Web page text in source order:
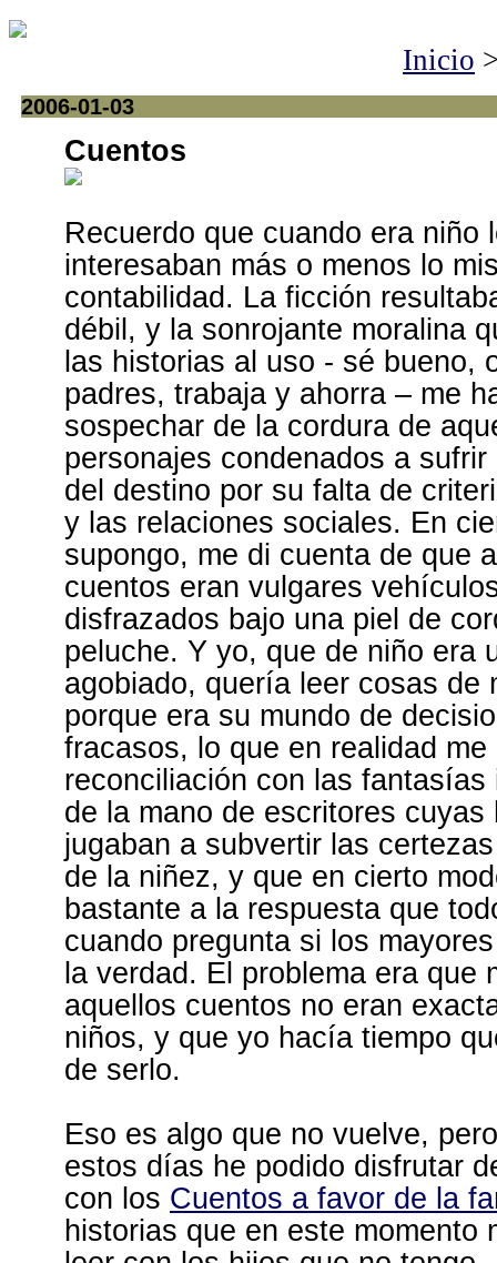
Inicio
2006-01-03
Cuentos
Recuerdo que cuando era niño
interesaban más o menos lo
contabilidad. La ficción
débil, y la sonrojante moralina
las historias al uso - sé bueno,
padres, trabaja y ahorra – me
sospechar de la cordura de
personajes condenados a
del destino por su falta de
y las relaciones sociales. En
supongo, me di cuenta de que
cuentos eran vulgares
disfrazados bajo una piel de
peluche. Y yo, que de niño era
agobiado, quería leer cosas de
porque era su mundo de
fracasos, lo que en realidad
reconciliación con las fantasías
de la mano de escritores cuyas
jugaban a subvertir las
de la niñez, y que en cierto
bastante a la respuesta que
cuando pregunta si los
la verdad. El problema era que
aquellos cuentos no eran
niños, y que yo hacía tiempo
de serlo.
Eso es algo que no vuelve,
estos días he podido disfrutar
con los Cuentos a favor de la
historias que en este momento